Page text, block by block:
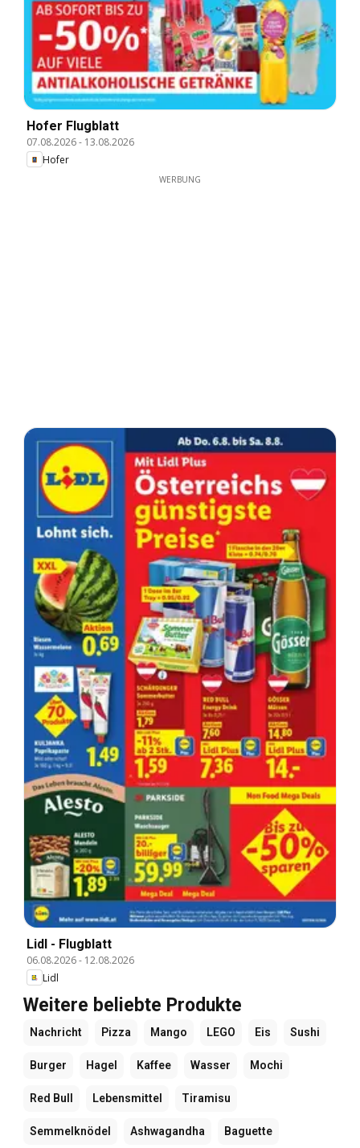
Hofer Flugblatt
07.08.2026- 13.08.2026
Hofer
WERBUNG
Lidl - Flugblatt
06.08.2026- 12.08.2026
Lidl
Weitere beliebte Produkte
Nachricht Pizza Mango LEGO Eis Sushi
Burger Hagel Kaffee Wasser Mochi
Red Bull Lebensmittel Tiramisu
Semmelknödel Ashwagandha Baguette